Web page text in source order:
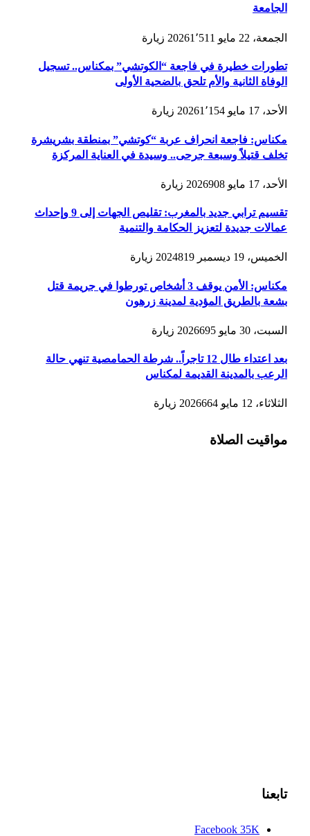
الجامعة
الجمعة، 22 مايو 2026 1٬511 زيارة
تطورات خطيرة في فاجعة “الكوتشي” بمكناس.. تسجيل
الوفاة الثانية والأم تلحق بالضحية الأولى
الأحد، 17 مايو 2026 1٬154 زيارة
مكناس: فاجعة انحراف عربة “كوتشي” بمنطقة بشريشرة
تخلف قتيلاً وسبعة جرحى.. وسيدة في العناية المركزة
الأحد، 17 مايو 2026 908 زيارة
تقسيم ترابي جديد بالمغرب: تقليص الجهات إلى 9 وإحداث
عمالات جديدة لتعزيز الحكامة والتنمية
الخميس، 19 ديسمبر 2024 819 زيارة
مكناس: الأمن يوقف 3 أشخاص تورطوا في جريمة قتل
بشعة بالطريق المؤدية لمدينة زرهون
السبت، 30 مايو 2026 695 زيارة
بعد اعتداء طال 12 تاجراً.. شرطة الحمامصية تنهي حالة
الرعب بالمدينة القديمة لمكناس
الثلاثاء، 12 مايو 2026 664 زيارة
مواقيت الصلاة
تابعنا
Facebook 35K